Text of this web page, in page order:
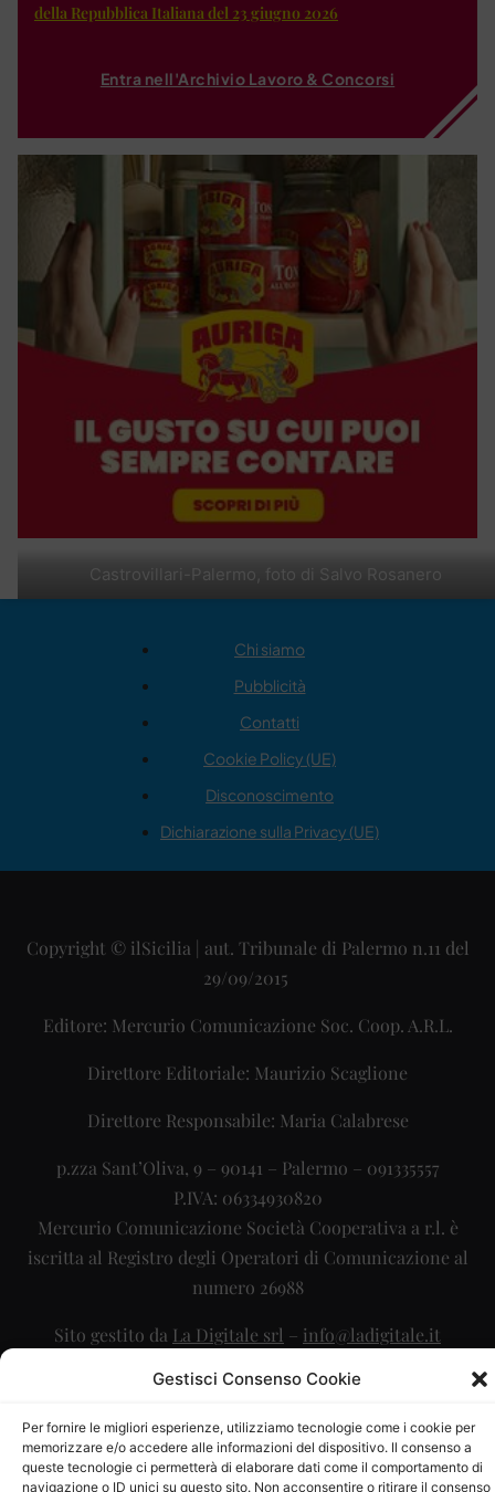
Gestisci Consenso Cookie
Per fornire le migliori esperienze, utilizziamo tecnologie come i cookie per
memorizzare e/o accedere alle informazioni del dispositivo. Il consenso a
queste tecnologie ci permetterà di elaborare dati come il comportamento di
navigazione o ID unici su questo sito. Non acconsentire o ritirare il consenso
Castrovillari-Palermo, foto di Salvo Rosanero
della Repubblica Italiana del 23 giugno 2026
Entra nell'Archivio Lavoro & Concorsi
Chi siamo
Pubblicità
Contatti
Cookie Policy (UE)
Disconoscimento
Dichiarazione sulla Privacy (UE)
Copyright © ilSicilia | aut. Tribunale di Palermo n.11 del
29/09/2015
Editore: Mercurio Comunicazione Soc. Coop. A.R.L.
Direttore Editoriale: Maurizio Scaglione
Direttore Responsabile: Maria Calabrese
p.zza Sant’Oliva, 9 – 90141 – Palermo – 091335557
P.IVA: 06334930820
Mercurio Comunicazione Società Cooperativa a r.l. è
iscritta al Registro degli Operatori di Comunicazione al
numero 26988
Sito gestito da La Digitale srl – info@ladigitale.it